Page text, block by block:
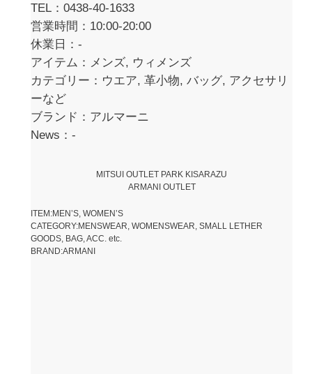
TEL：0438-40-1633
営業時間：10:00-20:00
休業日：-
アイテム：メンズ, ウィメンズ
カテゴリー：ウエア, 革小物, バッグ, アクセサリ
ーなど
ブランド：アルマーニ
News：-
MITSUI OUTLET PARK KISARAZU
ARMANI OUTLET
ITEM:MEN’S, WOMEN’S
CATEGORY:MENSWEAR, WOMENSWEAR, SMALL LETHER
GOODS, BAG, ACC. etc.
BRAND:ARMANI